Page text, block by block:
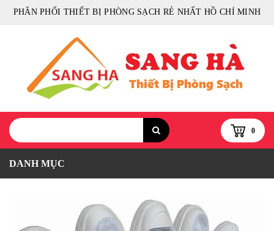
PHÂN PHỐI THIẾT BỊ PHÒNG SẠCH RẺ NHẤT HỒ CHÍ MINH
0
DANH MỤC